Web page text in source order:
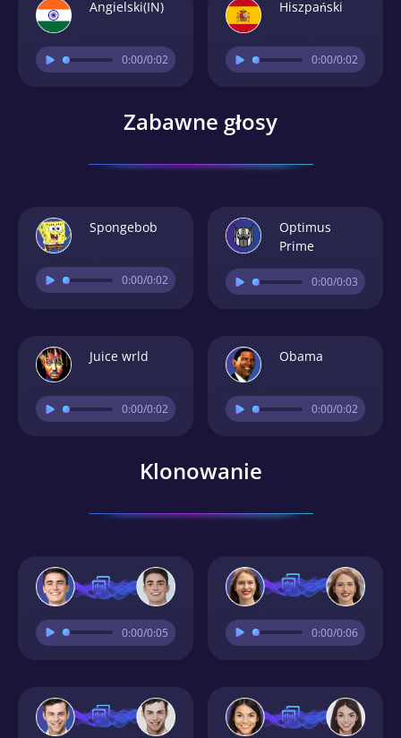
Angielski(IN)
0:00/0:02
Hiszpański
0:00/0:02
Zabawne głosy
Spongebob
0:00/0:02
Optimus
Prime
0:00/0:03
Juice wrld
0:00/0:02
Obama
0:00/0:02
Klonowanie
0:00/0:05 0:00/0:06